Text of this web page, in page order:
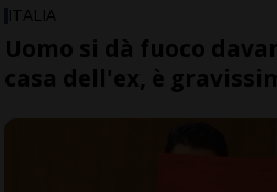
ITALIA
Uomo si dà fuoco
casa dell'ex, è